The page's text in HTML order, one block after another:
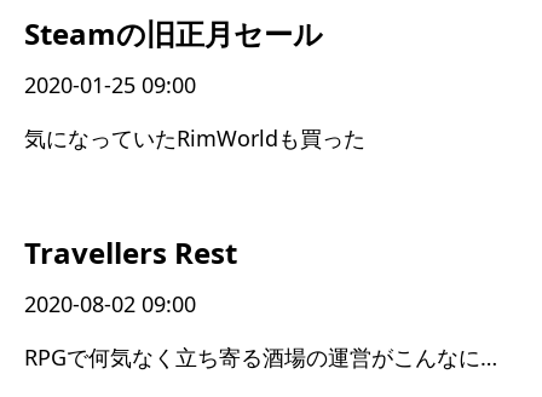
Steamの旧正月セール
2020-01-25 09:00
気になっていたRimWorldも買った
Travellers Rest
2020-08-02 09:00
RPGで何気なく立ち寄る酒場の運営がこんなに大変だったとは